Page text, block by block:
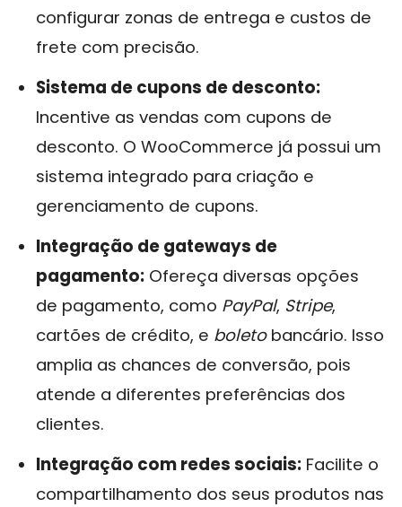
configurar zonas de entrega e custos de
frete com precisão.
Sistema de cupons de desconto:
Incentive as vendas com cupons de
desconto. O WooCommerce já possui um
sistema integrado para criação e
gerenciamento de cupons.
Integração de gateways de
pagamento: Ofereça diversas opções
de pagamento, como PayPal, Stripe,
cartões de crédito, e boletobancário. Isso
amplia as chances de conversão, pois
atende a diferentes preferências dos
clientes.
Integração com redes sociais: Facilite o
compartilhamento dos seus produtos nas